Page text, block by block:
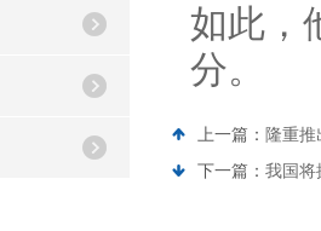
如此，
分。
上一篇： 隆重
下一篇： 我国将